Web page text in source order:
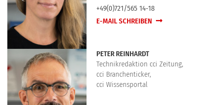
+49(0)721/565 14-18
E-MAIL SCHREIBEN
PETER REINHARDT
Technikredaktion cci Zeitung,
cci Branchenticker,
cci Wissensportal